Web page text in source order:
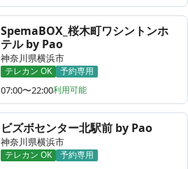
SpemaBOX_桜木町ワシントンホ
テル by Pao
神奈川県横浜市
テレカン OK 予約専用
07:00〜22:00利用可能
ビズボセンター北駅前 by Pao
神奈川県横浜市
テレカン OK 予約専用